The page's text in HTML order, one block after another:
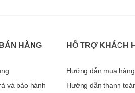
HÀNG
và bảo hành
HỖ TRỢ KHÁCH
Hướng dẫn mua hàng
Hướng dẫn thanh